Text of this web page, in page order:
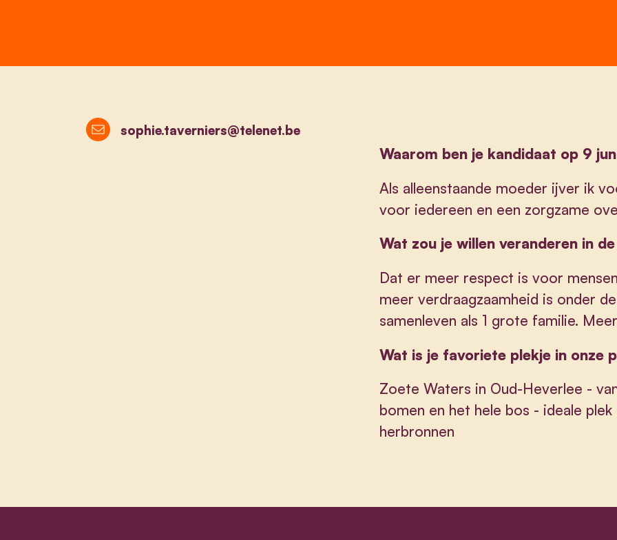
Waarom ben je kandidaat op 9
Als alleenstaande moeder ijver ik
voor iedereen en een zorgzame
Wat zou je willen veranderen in
Dat er meer respect is voor
meer verdraagzaamheid is onder
samenleven als 1 grote familie.
Wat is je favoriete plekje in onze
Zoete Waters in Oud-Heverlee -
bomen en het hele bos - ideale
herbronnen
sophie.taverniers@telenet.be